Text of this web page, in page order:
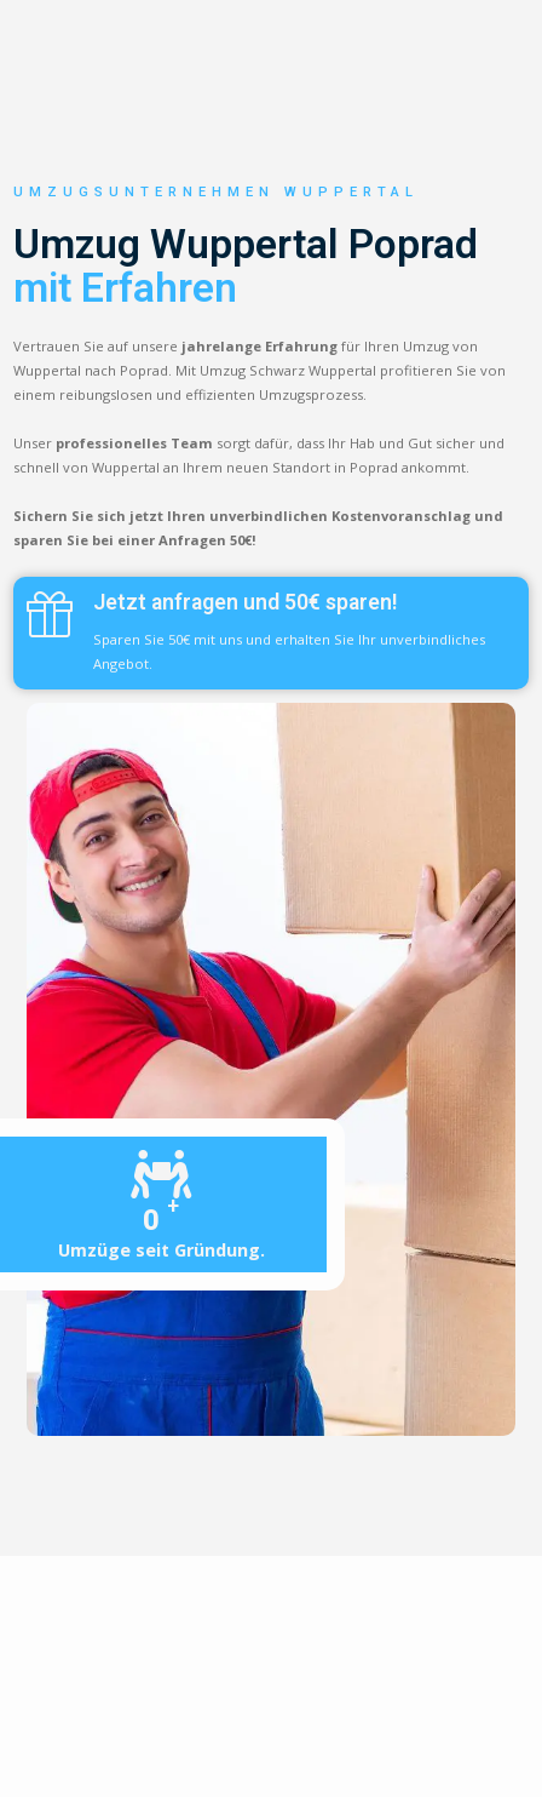
0 +
Umzüge seit Gründung.
UMZUGSUNTERNEHMEN WUPPERTAL
Umzug Wuppertal Poprad
mit Erfahren
Vertrauen Sie auf unsere jahrelange Erfahrung für Ihren Umzug von
Wuppertal nach Poprad. Mit Umzug Schwarz Wuppertal profitieren Sie von
einem reibungslosen und effizienten Umzugsprozess.
Unser professionelles Team sorgt dafür, dass Ihr Hab und Gut sicher und
schnell von Wuppertal an Ihrem neuen Standort in Poprad ankommt.
Sichern Sie sich jetzt Ihren unverbindlichen Kostenvoranschlag und
sparen Sie bei einer Anfragen 50€!
Jetzt anfragen und 50€ sparen!
Sparen Sie 50€ mit uns und erhalten Sie Ihr unverbindliches
Angebot.